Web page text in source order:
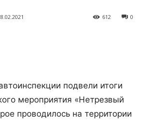
0
612
подвели итоги
мероприятия «Нетрезвый
проводилось на территории